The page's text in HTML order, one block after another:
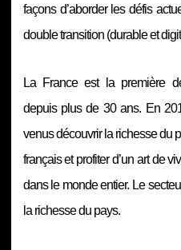
façons d’aborder les défis
double transition (durable et
La France est la première
depuis plus de 30 ans. En
venus découvrir la richesse du
français et profiter d’un art de
dans le monde entier. Le
la richesse du pays.